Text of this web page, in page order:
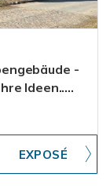
-
Ideen.....